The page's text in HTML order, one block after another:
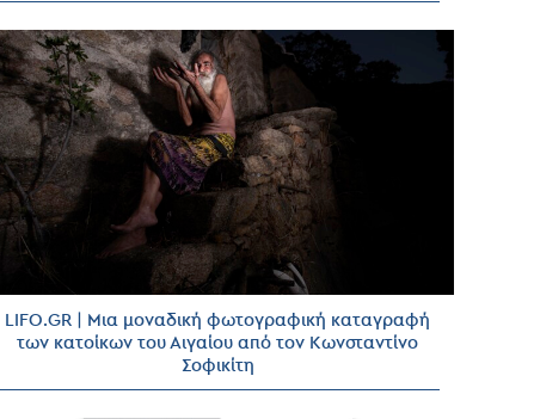
LIFO.GR | Μια μοναδική φωτογραφική καταγραφή
των κατοίκων του Αιγαίου από τον Κωνσταντίνο
Σοφικίτη